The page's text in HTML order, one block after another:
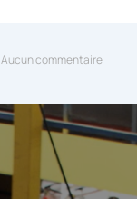
Aucun commentaire